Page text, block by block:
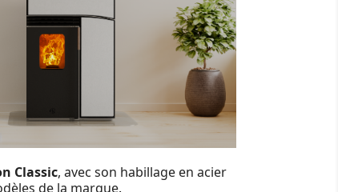
Classic, avec son habillage en acier
de la marque.